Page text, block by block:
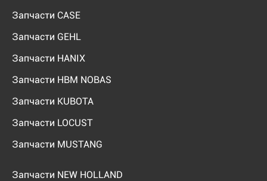
Запчасти CASE
Запчасти GEHL
Запчасти HANIX
Запчасти HBM NOBAS
Запчасти KUBOTA
Запчасти LOCUST
Запчасти MUSTANG
Запчасти NEW HOLLAND